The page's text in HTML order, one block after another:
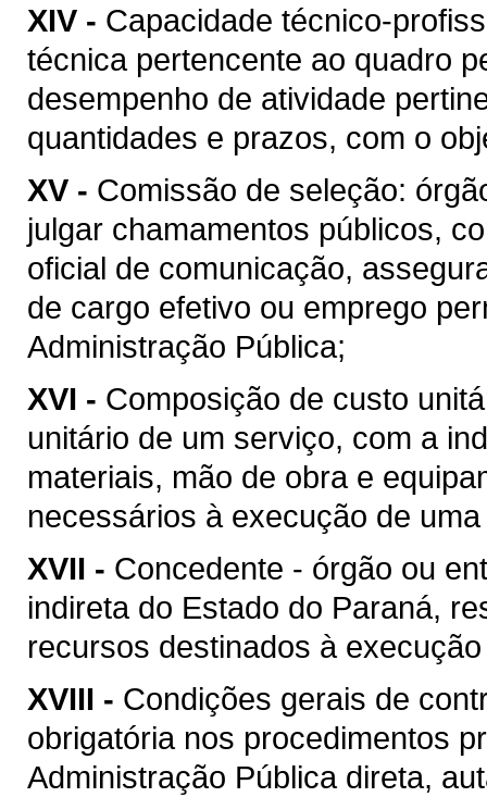
XIV - Capacidade técnico-
técnica pertencente ao quadro
desempenho de atividade
quantidades e prazos, com o
XV - Comissão de seleção:
julgar chamamentos públicos,
oficial de comunicação,
de cargo efetivo ou emprego
Administração Pública;
XVI - Composição de custo
unitário de um serviço, com a
materiais, mão de obra e
necessários à execução de
XVII - Concedente - órgão ou
indireta do Estado do Paraná,
recursos destinados à
XVIII - Condições gerais de
obrigatória nos procedimentos
Administração Pública direta,